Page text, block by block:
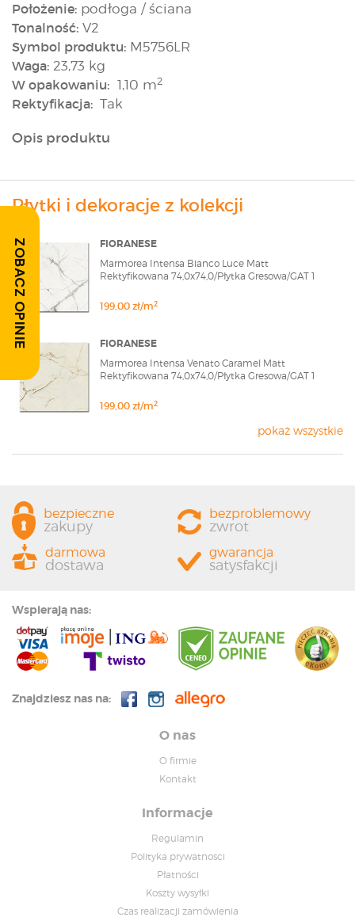
Położenie: podłoga / ściana
Tonalność: V2
Symbol produktu: M5756LR
Waga: 23,73 kg
W opakowaniu: 1,10 m2
Rektyfikacja: Tak
Opis produktu
Płytki i dekoracje z kolekcji
FIORANESE
Marmorea Intensa Bianco Luce Matt
Rektyfikowana 74,0x74,0/Płytka Gresowa/GAT 1
199,00 zł/m2
FIORANESE
Marmorea Intensa Venato Caramel Matt
Rektyfikowana 74,0x74,0/Płytka Gresowa/GAT 1
199,00 zł/m2
pokaż wszystkie
ZOBACZ OPINIE
bezpieczne
zakupy
bezproblemowy
zwrot
darmowa
dostawa
gwarancja
satysfakcji
Wspierają nas:
Znajdziesz nas na:
O nas
O firmie
Kontakt
Informacje
Regulamin
Polityka prywatnosci
Płatności
Koszty wysyłki
Czas realizacji zamówienia